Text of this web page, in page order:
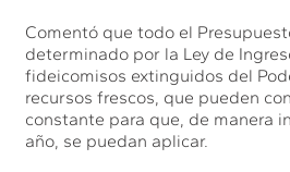
Comentó que todo el
determinado por la Ley de
fideicomisos extinguidos del
recursos frescos, que pueden
constante para que, de manera
año, se puedan aplicar.